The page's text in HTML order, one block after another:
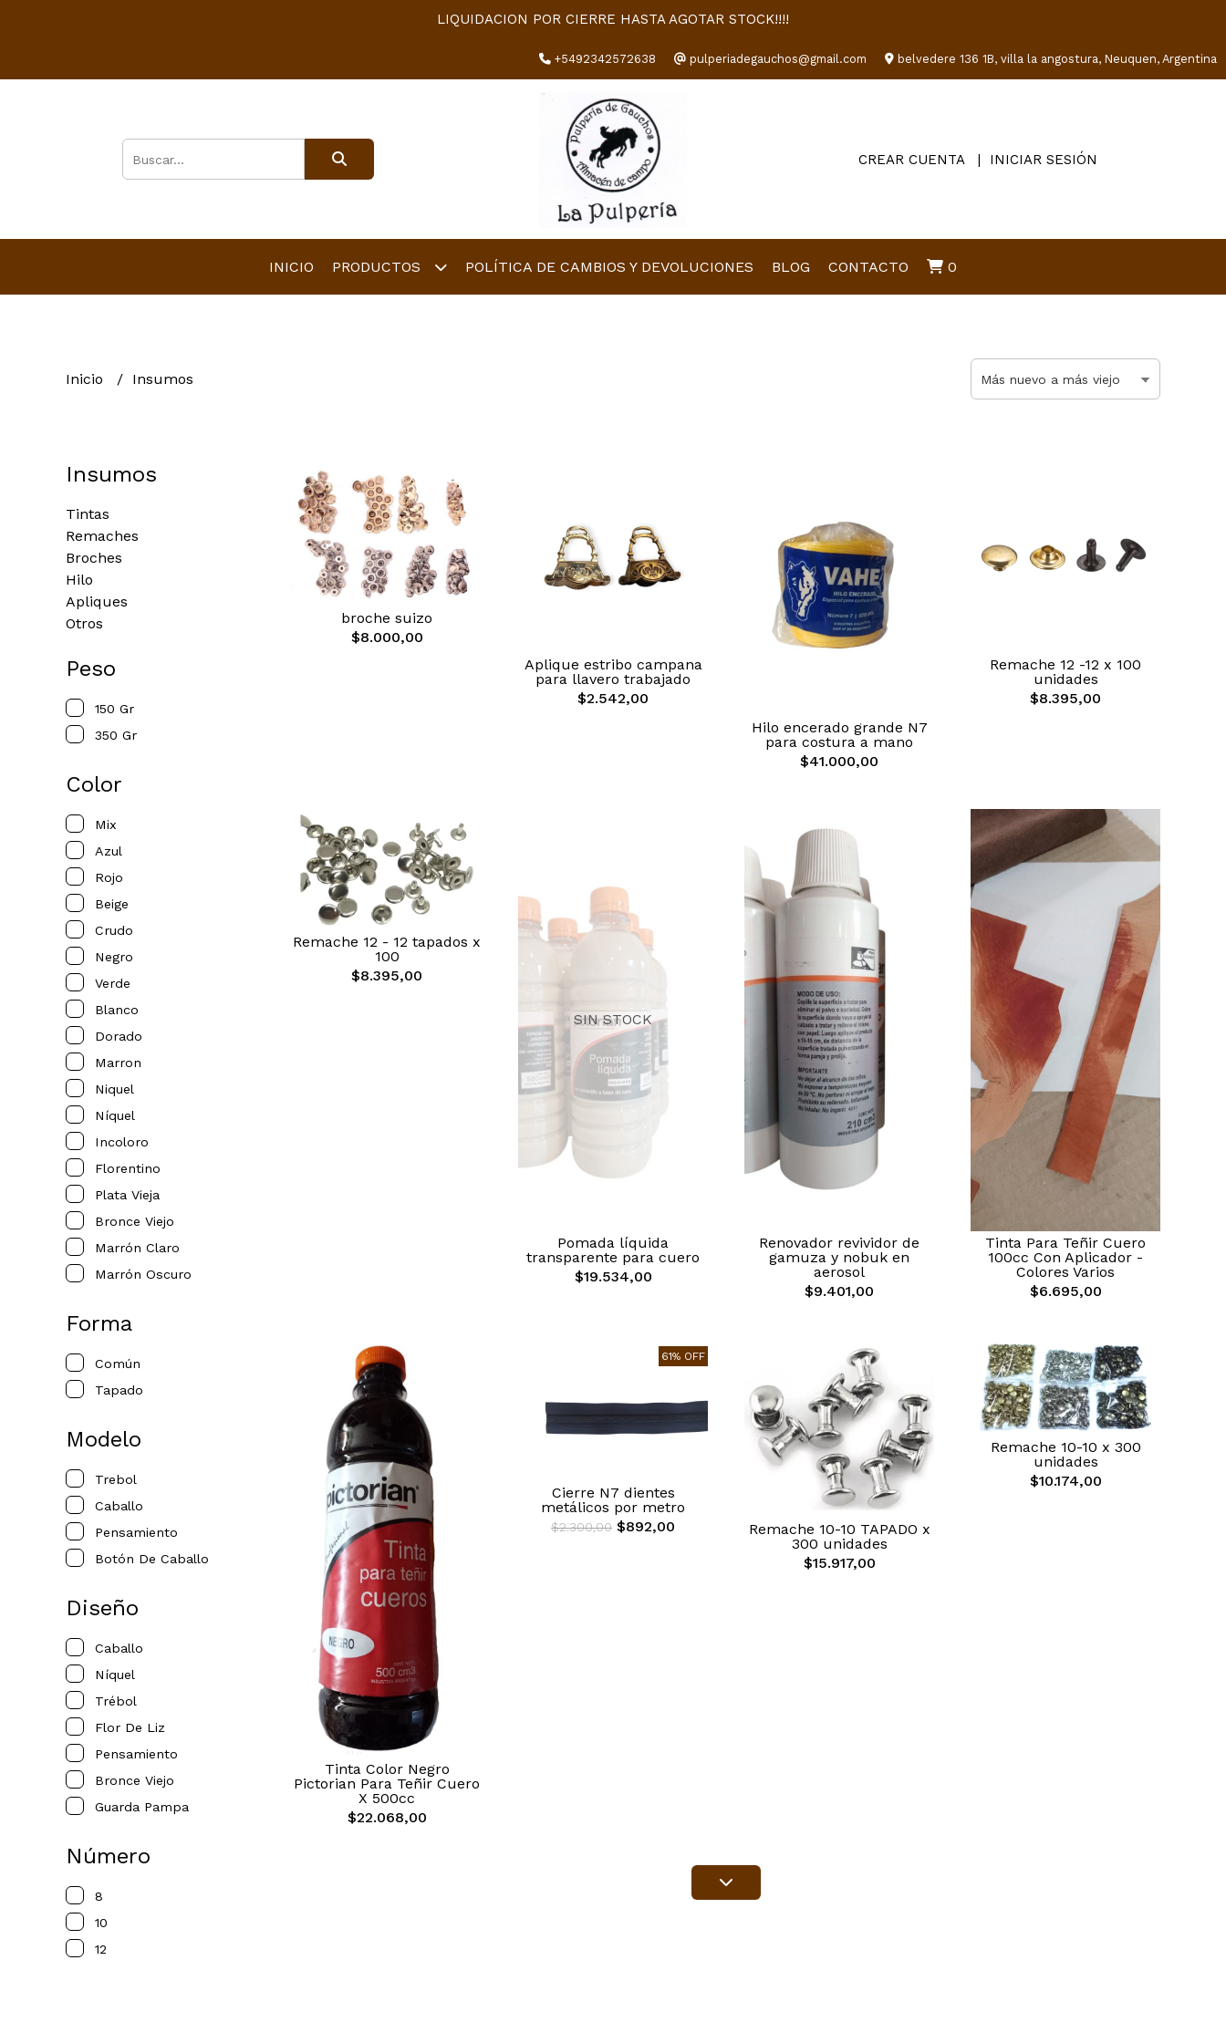
LIQUIDACION POR CIERRE HASTA AGOTAR STOCK!!!!
+5492342572638 pulperiadegauchos@gmail.com belvedere 136 1B, villa la angostura, Neuquen, Argentina
CREAR CUENTA INICIAR SESIÓN
INICIO PRODUCTOS POLÍTICA DE CAMBIOS Y DEVOLUCIONES BLOG CONTACTO 0
Inicio Insumos
Insumos
Tintas
Remaches
Broches
Hilo
Apliques
Otros
Peso
150 Gr
350 Gr
Color
Mix
Azul
Rojo
Beige
Crudo
Negro
Verde
Blanco
Dorado
Marron
Niquel
Níquel
Incoloro
Florentino
Plata Vieja
Bronce Viejo
Marrón Claro
Marrón Oscuro
Forma
Común
Tapado
Modelo
Trebol
Caballo
Pensamiento
Botón De Caballo
Diseño
Caballo
Níquel
Trébol
Flor De Liz
Pensamiento
Bronce Viejo
Guarda Pampa
Número
8
10
12
broche suizo
$8.000,00
Aplique estribo campana
para llavero trabajado
$2.542,00
Hilo encerado grande N7
para costura a mano
$41.000,00
Remache 12 -12 x 100
unidades
$8.395,00
Remache 12 - 12 tapados x
100
$8.395,00
SIN STOCK
Pomada líquida
transparente para cuero
$19.534,00
Renovador revividor de
gamuza y nobuk en
aerosol
$9.401,00
Tinta Para Teñir Cuero
100cc Con Aplicador -
Colores Varios
$6.695,00
Tinta Color Negro
Pictorian Para Teñir Cuero
X 500cc
$22.068,00
61% OFF
Cierre N7 dientes
metálicos por metro
$2.300,00 $892,00
Remache 10-10 TAPADO x
300 unidades
$15.917,00
Remache 10-10 x 300
unidades
$10.174,00